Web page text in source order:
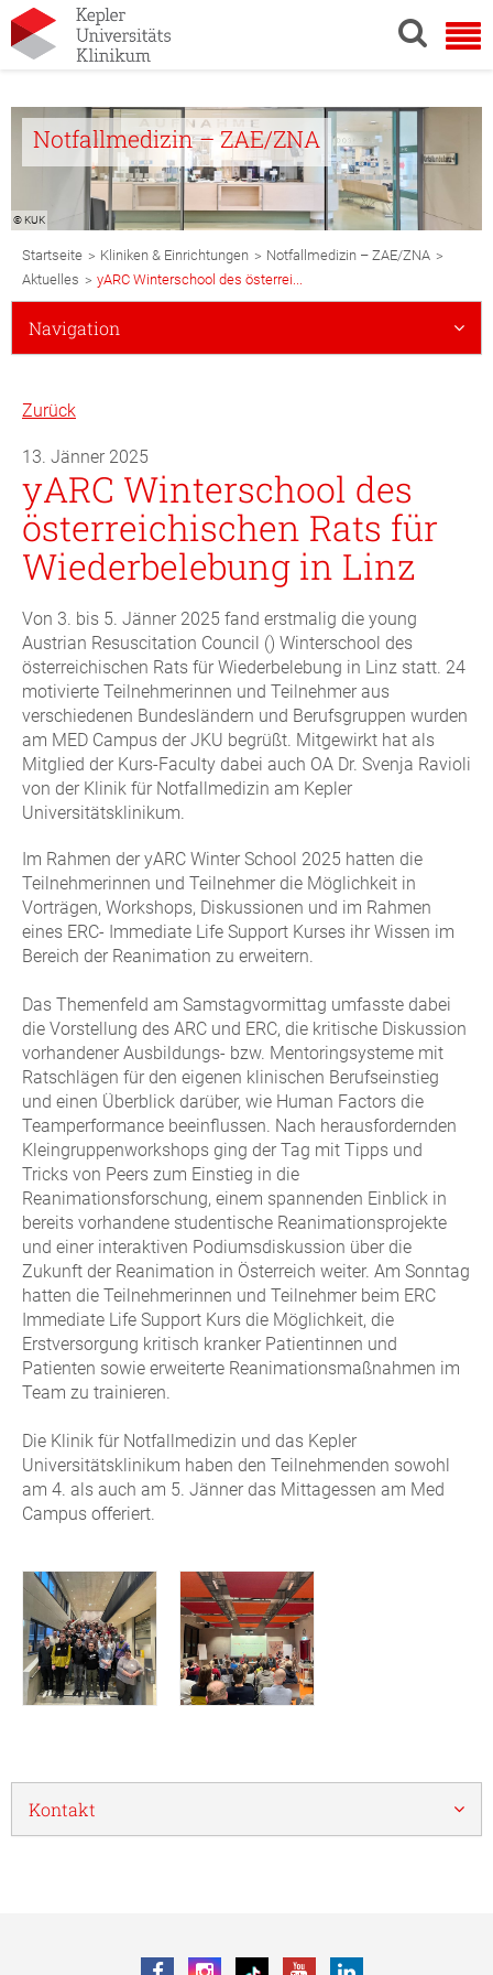
Notfallmedizin – ZAE/ZNA
© KUK
Breadcrumb
Navigation
Startseite > Kliniken & Einrichtungen > Notfallmedizin – ZAE/ZNA >
Aktuelles > yARC Winterschool des österrei...
Subnavigation
Mobile
Navigation
Zurück
13. Jänner 2025
yARC Winterschool des
österreichischen Rats für
Wiederbelebung in Linz
Von 3. bis 5. Jänner 2025 fand erstmalig die young
Austrian Resuscitation Council () Winterschool des
österreichischen Rats für Wiederbelebung in Linz statt. 24
motivierte Teilnehmerinnen und Teilnehmer aus
verschiedenen Bundesländern und Berufsgruppen wurden
am MED Campus der JKU begrüßt. Mitgewirkt hat als
Mitglied der Kurs-Faculty dabei auch OA Dr. Svenja Ravioli
von der Klinik für Notfallmedizin am Kepler
Universitätsklinikum.
Im Rahmen der yARC Winter School 2025 hatten die
Teilnehmerinnen und Teilnehmer die Möglichkeit in
Vorträgen, Workshops, Diskussionen und im Rahmen
eines ERC- Immediate Life Support Kurses ihr Wissen im
Bereich der Reanimation zu erweitern.
Das Themenfeld am Samstagvormittag umfasste dabei
die Vorstellung des ARC und ERC, die kritische Diskussion
vorhandener Ausbildungs- bzw. Mentoringsysteme mit
Ratschlägen für den eigenen klinischen Berufseinstieg
und einen Überblick darüber, wie Human Factors die
Teamperformance beeinflussen. Nach herausfordernden
Kleingruppenworkshops ging der Tag mit Tipps und
Tricks von Peers zum Einstieg in die
Reanimationsforschung, einem spannenden Einblick in
bereits vorhandene studentische Reanimationsprojekte
und einer interaktiven Podiumsdiskussion über die
Zukunft der Reanimation in Österreich weiter. Am Sonntag
hatten die Teilnehmerinnen und Teilnehmer beim ERC
Immediate Life Support Kurs die Möglichkeit, die
Erstversorgung kritisch kranker Patientinnen und
Patienten sowie erweiterte Reanimationsmaßnahmen im
Team zu trainieren.
Die Klinik für Notfallmedizin und das Kepler
Universitätsklinikum haben den Teilnehmenden sowohl
am 4. als auch am 5. Jänner das Mittagessen am Med
Campus offeriert.
Kontakt